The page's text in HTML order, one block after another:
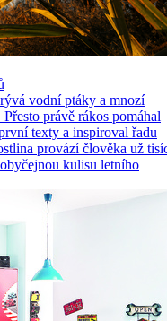
vodní ptáky a mnozí
právě rákos pomáhal
texty a inspiroval řadu
provází člověka už
kulisu letního